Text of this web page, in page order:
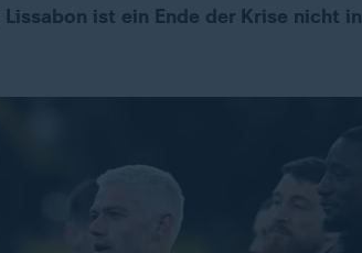
ist ein Ende der Krise nicht in